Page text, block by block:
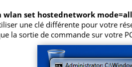
wlan set hostednetwork
une clé différente pour votre
la sortie de commande sur votre